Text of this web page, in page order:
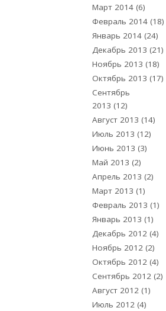
Март 2014(6)
Февраль 2014(18)
Январь 2014(24)
Декабрь 2013 (21)
Ноябрь 2013 (18)
Октябрь 2013 (17)
Сентябрь
2013 (12)
Август 2013 (14)
Июль 2013 (12)
Июнь 2013 (3)
Май 2013 (2)
Апрель 2013 (2)
Март 2013 (1)
Февраль 2013 (1)
Январь 2013 (1)
Декабрь 2012(4)
Ноябрь 2012(2)
Октябрь 2012(4)
Сентябрь 2012(2)
Август 2012(1)
Июль 2012(4)